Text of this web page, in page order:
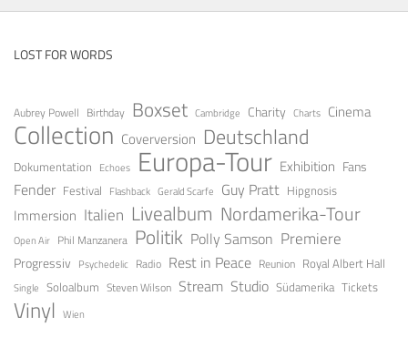
LOST FOR WORDS
Aubrey Powell Birthday Boxset Cambridge Charity Charts Cinema
Collection Coverversion Deutschland
Dokumentation Echoes Europa-Tour Exhibition Fans
Fender Festival Flashback Gerald Scarfe Guy Pratt Hipgnosis
Immersion Italien Livealbum Nordamerika-Tour
Open Air Phil Manzanera Politik Polly Samson Premiere
Progressiv Psychedelic Radio Rest in Peace Reunion Royal Albert Hall
Single Soloalbum Steven Wilson Stream Studio Südamerika Tickets
Vinyl Wien